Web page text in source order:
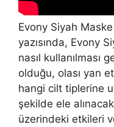
Evony Siyah
yazısında, Evony
nasıl kullanılması
olduğu, olası yan
hangi cilt tiplerine
şekilde ele
üzerindeki etkileri